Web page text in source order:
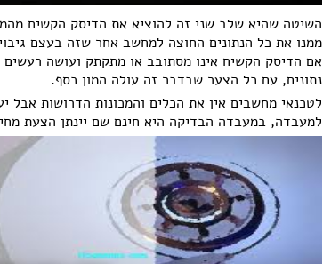
השיטה שהיא שלב שני זה להוציא את הדיסק הקשיח
ממנו את כל הנתונים החוצה למחשב אחר שזה בעצם
אם הדיסק הקשיח אינו מסתובב או מתקתק ועושה
נתונים, עם כל הצער שבדבר זה עולה המון כסף.
לטכנאי מחשבים אין את הכלים והמכונות הדרושות
למעבדה, במעבדה הבדיקה היא חינם שם יינתן הצעת